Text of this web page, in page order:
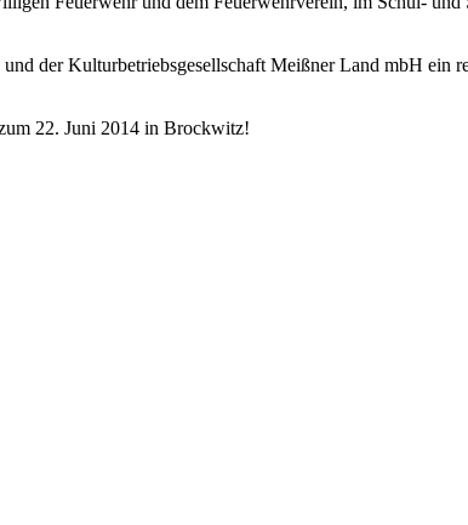
der Kulturbetriebsgesellschaft Meißner Land mbH ein
22. Juni 2014 in Brockwitz!